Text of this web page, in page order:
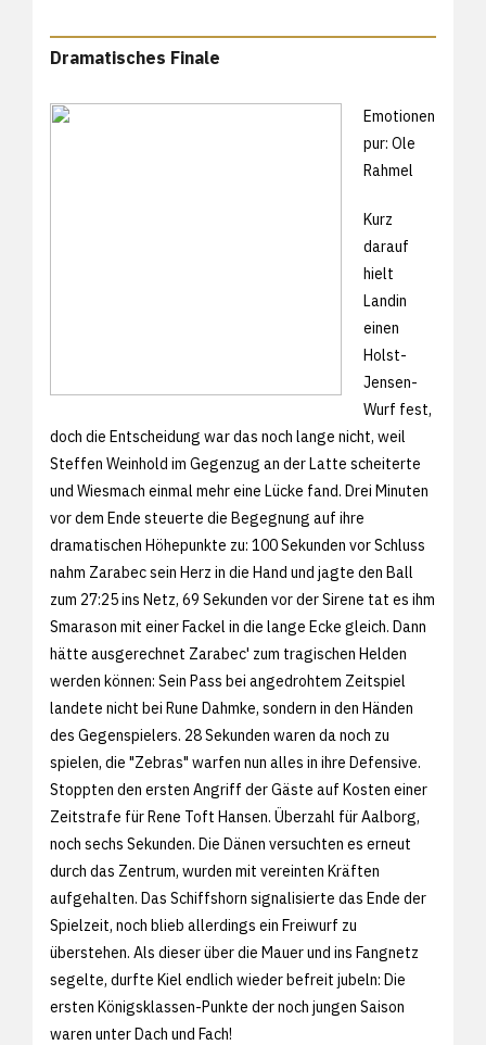
Dramatisches Finale
Emotionen
pur: Ole
Rahmel
Kurz
darauf
hielt
Landin
einen
Holst-
Jensen-
Wurf fest,
doch die Entscheidung war das noch lange nicht, weil
Steffen Weinhold im Gegenzug an der Latte scheiterte
und Wiesmach einmal mehr eine Lücke fand. Drei Minuten
vor dem Ende steuerte die Begegnung auf ihre
dramatischen Höhepunkte zu: 100 Sekunden vor Schluss
nahm Zarabec sein Herz in die Hand und jagte den Ball
zum 27:25 ins Netz, 69 Sekunden vor der Sirene tat es ihm
Smarason mit einer Fackel in die lange Ecke gleich. Dann
hätte ausgerechnet Zarabec' zum tragischen Helden
werden können: Sein Pass bei angedrohtem Zeitspiel
landete nicht bei Rune Dahmke, sondern in den Händen
des Gegenspielers. 28 Sekunden waren da noch zu
spielen, die "Zebras" warfen nun alles in ihre Defensive.
Stoppten den ersten Angriff der Gäste auf Kosten einer
Zeitstrafe für Rene Toft Hansen. Überzahl für Aalborg,
noch sechs Sekunden. Die Dänen versuchten es erneut
durch das Zentrum, wurden mit vereinten Kräften
aufgehalten. Das Schiffshorn signalisierte das Ende der
Spielzeit, noch blieb allerdings ein Freiwurf zu
überstehen. Als dieser über die Mauer und ins Fangnetz
segelte, durfte Kiel endlich wieder befreit jubeln: Die
ersten Königsklassen-Punkte der noch jungen Saison
waren unter Dach und Fach!